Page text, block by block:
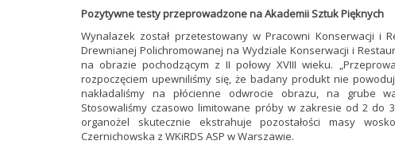
Pozytywne testy przeprowadzone na Akademii Sztuk Pięknych
Wynalazek został przetestowany w Pracowni Konserwacji i
Drewnianej Polichromowanej na Wydziale Konserwacji i
na obrazie pochodzącym z II połowy XVIII wieku.
rozpoczęciem upewniliśmy się, że badany produkt nie
nakładaliśmy na płócienne odwrocie obrazu, na grube
Stosowaliśmy czasowo limitowane próby w zakresie od 2 do
organożel skutecznie ekstrahuje pozostałości masy
Czernichowska z WKiRDS ASP w Warszawie.